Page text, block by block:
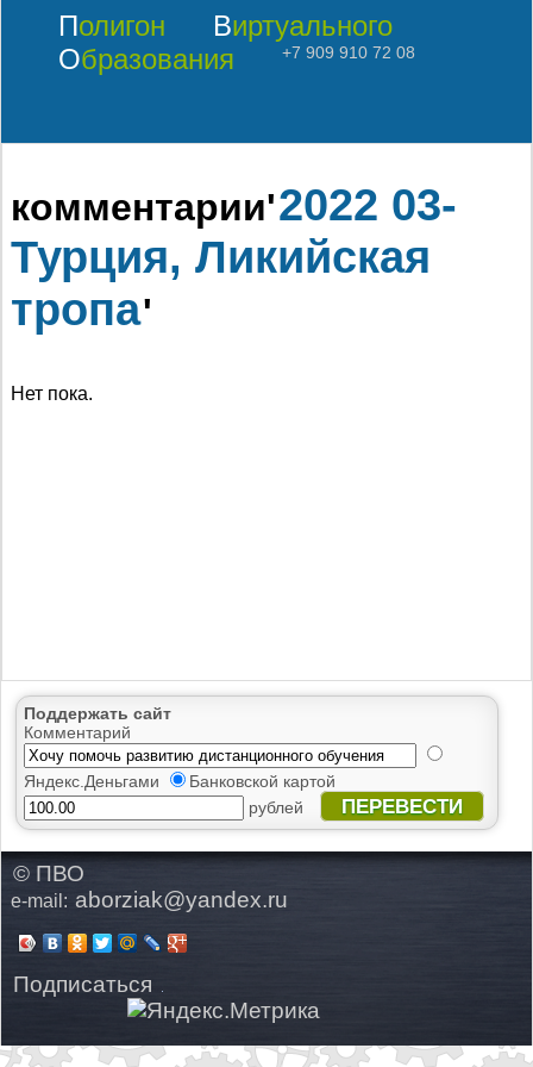
Полигон
Виртуального
Образования
+7 909 910 72 08
комментарии'2022 03-
Турция, Ликийская
тропа'
Нет пока.
Поддержать сайт
Комментарий
Яндекс.Деньгами
Банковской картой
рублей
ПЕРЕВЕСТИ
© ПВО
e-mail: aborziak@yandex.ru
Подписаться